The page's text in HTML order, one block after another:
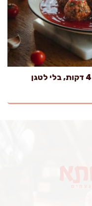
קציצות ברוטב עגבניות מפנק ב-45 דקות, בלי לטגן